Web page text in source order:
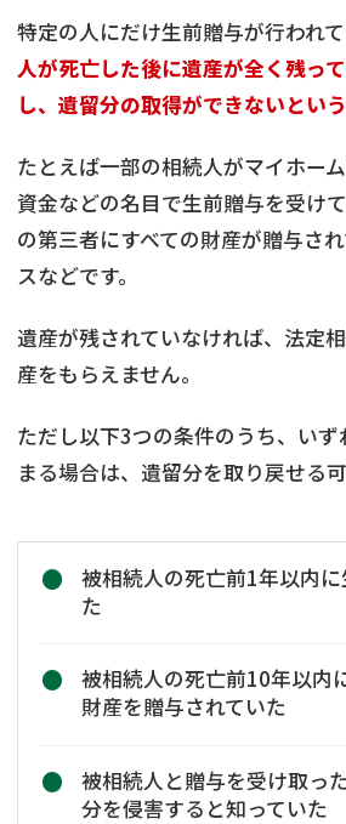
特定の人にだけ生前贈与が行われて
人が死亡した後に遺産が全く残っ
し、遺留分の取得ができないとい
たとえば一部の相続人がマイホー
資金などの名目で生前贈与を受け
の第三者にすべての財産が贈与さ
スなどです。
遺産が残されていなければ、法定
産をもらえません。
ただし以下3つの条件のうち、い
まる場合は、遺留分を取り戻せる
被相続人の死亡前1年以内
た
被相続人の死亡前10年以内
財産を贈与されていた
被相続人と贈与を受け取っ
分を侵害すると知っていた